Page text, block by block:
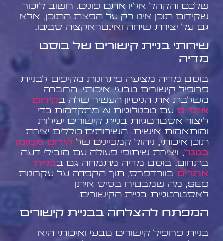
שלכם והקהל אליו אתם פונים. חשוב לזכור
שקידום תוכן אינו רק על הפצת התוכן, אלא
גם על יצירת שיחה ואינטראקציה סביבו.
שירותי בניית קישורים של בוסט
מדיה
בוסט מדיה מציעה פתרונות מקיפים לבניית
פרופיל קישורים טבעי ואיכותי. החברה
משלבת את הניסיון העשיר שלה בקידום
אתרים
עם טכנולוגיות AI מתקדמות כדי
ליצור אסטרטגיות בניית קישורים יעילות
ומותאמות אישית. השירותים כוללים יצירת
תוכן איכותי, ניהול קמפיינים של קידום ממומן
בגוגל, ויצירת שיתופי פעולה עם מובילי דעה
בתחום. בוסט מדיה מתמחה גם בבניית
אתריםבוורדפרס, תוך הקפדה על עקרונות
SEO, מה שמבטיח בסיס איתן
לאסטרטגיית בניית הקישורים.
המפתח להצלחה בבניית קישורים
בניית פרופיל קישורים טבעי ואיכותי היא